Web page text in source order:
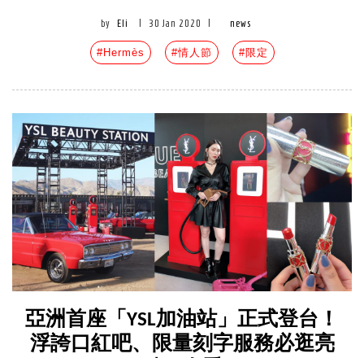
by Eli 30 Jan 2020 news
#Hermès #情人節 #限定
亞洲首座「YSL加油站」正式登台！
浮誇口紅吧、限量刻字服務必逛亮